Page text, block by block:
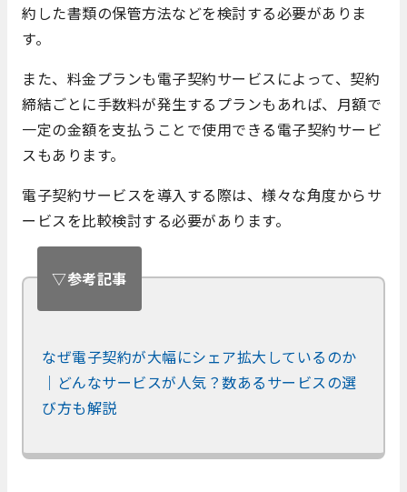
約した書類の保管方法などを検討する必要がありま
す。
また、料金プランも電子契約サービスによって、契約
締結ごとに手数料が発生するプランもあれば、月額で
一定の金額を支払うことで使用できる電子契約サービ
スもあります。
電子契約サービスを導入する際は、様々な角度からサ
ービスを比較検討する必要があります。
▽参考記事
なぜ電子契約が大幅にシェア拡大しているのか
｜どんなサービスが人気？数あるサービスの選
び方も解説